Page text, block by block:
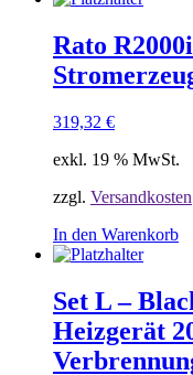
Rato
319,32 €
exkl. 19 % MwSt.
zzgl. Versandkosten
In den Warenkorb
Set L –
Heizgerät